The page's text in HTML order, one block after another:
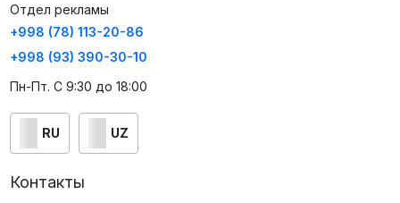
Отдел рекламы
+998 (78) 113-20-86
+998 (93) 390-30-10
Пн-Пт. С 9:30 до 18:00
RU UZ
Контакты